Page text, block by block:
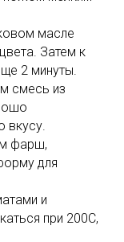
масле
Затем к
2 минуты.
смесь из
вкусу.
фарш,
для
и
при 200С,